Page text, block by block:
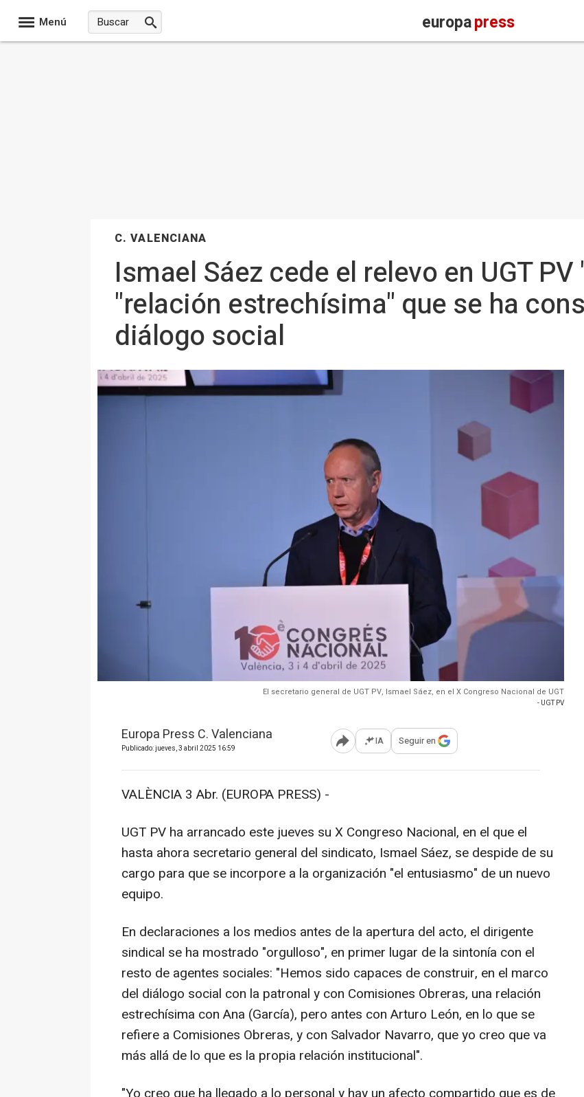
Menú europapress
C. VALENCIANA
Ismael Sáez cede el relevo en UGT
"relación estrechísima" que se ha
diálogo social
El secretario general de UGT PV, Ismael Sáez, en el X Congreso Nacional de UGT
- UGT PV
Europa Press C. Valenciana
Publicado: jueves, 3 abril 2025 16:59 Abrir opciones para compartir
IA Seguir en
VALÈNCIA 3 Abr. (EUROPA PRESS) -
UGT PV ha arrancado este jueves su X Congreso Nacional, en el que el
hasta ahora secretario general del sindicato, Ismael Sáez, se despide de su
cargo para que se incorpore a la organización "el entusiasmo" de un nuevo
equipo.
En declaraciones a los medios antes de la apertura del acto, el dirigente
sindical se ha mostrado "orgulloso", en primer lugar de la sintonía con el
resto de agentes sociales: "Hemos sido capaces de construir, en el marco
del diálogo social con la patronal y con Comisiones Obreras, una relación
estrechísima con Ana (García), pero antes con Arturo León, en lo que se
refiere a Comisiones Obreras, y con Salvador Navarro, que yo creo que va
más allá de lo que es la propia relación institucional".